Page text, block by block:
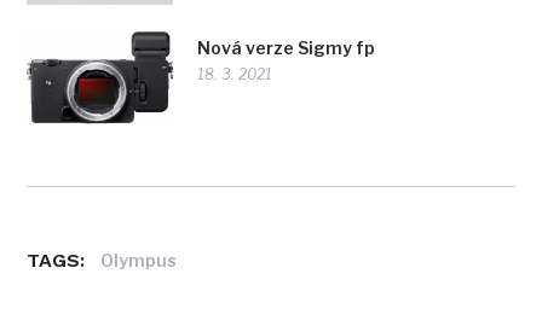
Nová verze Sigmy fp
18. 3. 2021
TAGS: Olympus